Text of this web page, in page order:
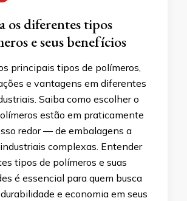
os diferentes tipos
e seus benefícios
principais tipos de polímeros,
e vantagens em diferentes
Saiba como escolher o
estão em praticamente
redor — de embalagens a
complexas. Entender
tipos de polímeros e suas
é essencial para quem busca
e economia em seus